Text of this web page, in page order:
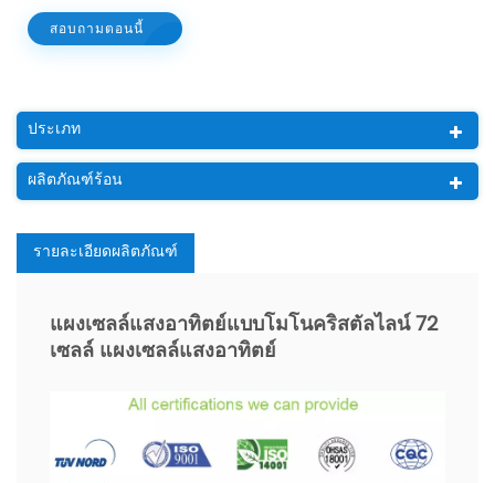
สอบถามตอนนี้
ประเภท
ผลิตภัณฑ์ร้อน
รายละเอียดผลิตภัณฑ์
แผงเซลล์แสงอาทิตย์แบบโมโนคริสตัลไลน์ 72
เซลล์ แผงเซลล์แสงอาทิตย์